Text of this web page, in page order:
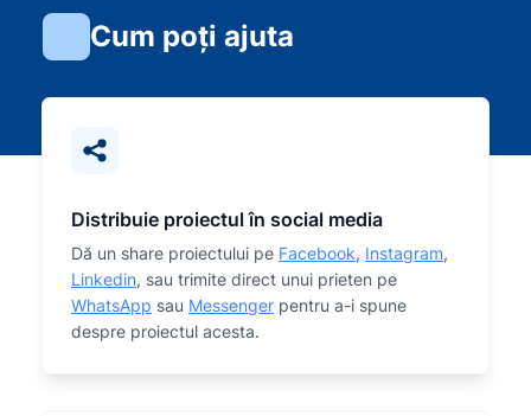
Cum poți ajuta
Distribuie proiectul în social media
Dă un share proiectului pe Facebook, Instagram,
Linkedin, sau trimite direct unui prieten pe
WhatsApp sau Messenger pentru a-i spune
despre proiectul acesta.